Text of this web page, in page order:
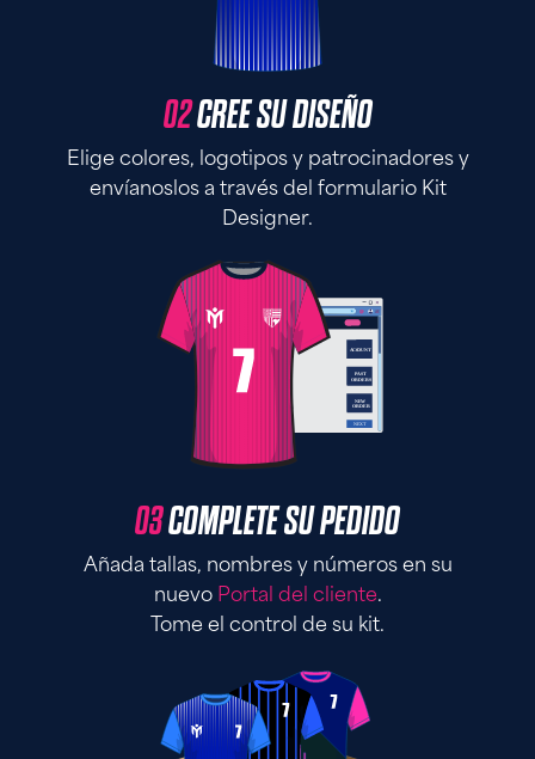
02CREE SU DISEÑO
Elige colores, logotipos y patrocinadores y
envíanoslos a través del formulario Kit
Designer.
03COMPLETE SU PEDIDO
Añada tallas, nombres y números en su
nuevo Portal del cliente.
Tome el control de su kit.